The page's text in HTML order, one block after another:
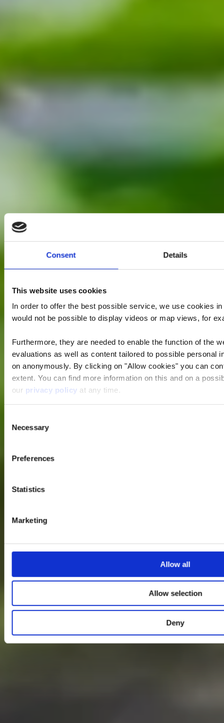
Consent Details
This website uses cookies
In order to offer the best possible service, we use cookies
would not be possible to display videos or map views, for
Furthermore, they are needed to enable the function of the
evaluations as well as content tailored to possible personal
on anonymously. By clicking on "Allow cookies" you can
extent. You can find more information on this and on a
our privacy policy at any time.
Selection
Necessary
Preferences
Statistics
Marketing
Allow all
Allow selection
Deny